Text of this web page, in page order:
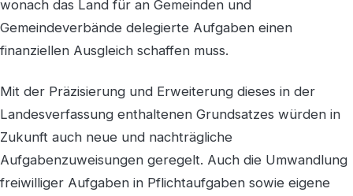
wonach das Land für an Gemeinden und
Gemeindeverbände delegierte Aufgaben einen
finanziellen Ausgleich schaffen muss.
Mit der Präzisierung und Erweiterung dieses in der
Landesverfassung enthaltenen Grundsatzes würden in
Zukunft auch neue und nachträgliche
Aufgabenzuweisungen geregelt. Auch die Umwandlung
freiwilliger Aufgaben in Pflichtaufgaben sowie eigene